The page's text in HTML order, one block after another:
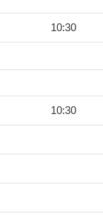
10:30
10:30